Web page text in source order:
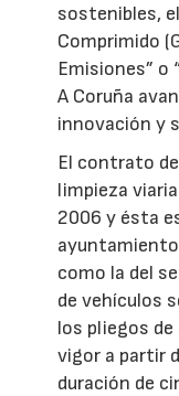
sostenibles,
Comprimido
Emisiones” o
A Coruña
innovación y
El contrato
limpieza
2006 y ésta
como la del
de vehículos
los pliegos
vigor a partir
duración de